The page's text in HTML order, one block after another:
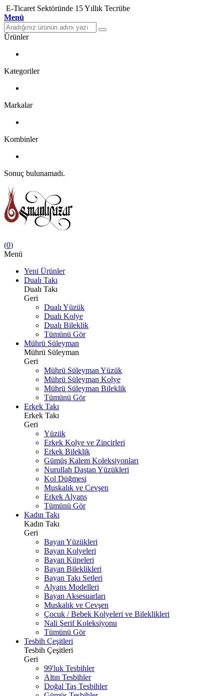
E-Ticaret Sektöründe 15 Yıllık Tecrübe
Menü
Ürünler
Kategoriler
Markalar
Kombinler
Sonuç bulunamadı.
(0)
Menü
Yeni Ürünler
Dualı Takı
Dualı Takı
Geri
Dualı Yüzük
Dualı Kolye
Dualı Bileklik
Tümünü Gör
Mührü Süleyman
Mührü Süleyman
Geri
Mührü Süleyman Yüzük
Mührü Süleyman Kolye
Mührü Süleyman Bileklik
Tümünü Gör
Erkek Takı
Erkek Takı
Geri
Yüzük
Erkek Kolye ve Zincirleri
Erkek Bileklik
Gümüş Kalem Koleksiyonları
Nurullah Daştan Yüzükleri
Kol Düğmesi
Muskalık ve Cevşen
Erkek Alyans
Tümünü Gör
Kadın Takı
Kadın Takı
Geri
Bayan Yüzükleri
Bayan Kolyeleri
Bayan Küpeleri
Bayan Bileklikleri
Bayan Takı Setleri
Alyans Modelleri
Bayan Aksesuarları
Muskalık ve Cevşen
Çocuk / Bebek Kolyeleri ve Bileklikleri
Nali Şerif Koleksiyonu
Tümünü Gör
Tesbih Çeşitleri
Tesbih Çeşitleri
Geri
99'luk Tesbihler
Altın Tesbihler
Doğal Taş Tesbihler